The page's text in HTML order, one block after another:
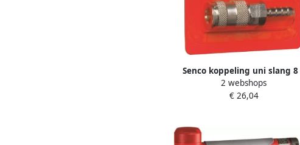
Senco koppeling uni slang 8
mm. blister à 1 stuks 4000410
2 webshops
€ 26,04